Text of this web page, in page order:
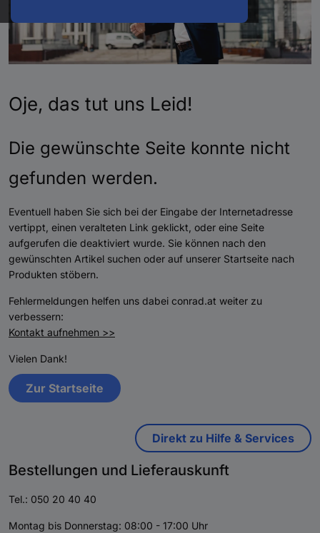
Oje, das tut uns Leid!
Die gewünschte Seite konnte nicht
gefunden werden.
Eventuell haben Sie sich bei der Eingabe der Internetadresse
vertippt, einen veralteten Link geklickt, oder eine Seite
aufgerufen die deaktiviert wurde. Sie können nach den
gewünschten Artikel suchen oder auf unserer Startseite nach
Produkten stöbern.
Fehlermeldungen helfen uns dabei conrad.at weiter zu
verbessern:
Kontakt aufnehmen >>
Vielen Dank!
Zur Startseite
Direkt zu Hilfe & Services
Bestellungen und Lieferauskunft
Tel.: 050 20 40 40
Montag bis Donnerstag: 08:00 - 17:00 Uhr